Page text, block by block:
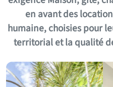
en avant des
humaine, choisies pour
territorial et la qualité